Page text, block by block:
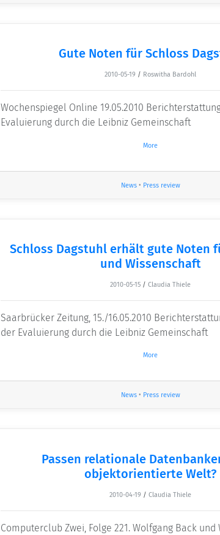
Gute Noten für Schloss
2010-05-19 / Roswitha Bardohl
Wochenspiegel Online 19.05.2010
Evaluierung durch die Leibniz Gemeinschaft
More
News• Press review
Schloss Dagstuhl erhält gute Noten
und Wissenschaft
2010-05-15 / Claudia Thiele
Saarbrücker Zeitung, 15./16.05.2010
der Evaluierung durch die Leibniz Gemeinschaft
More
News• Press review
Passen relationale
objektorientierte Welt?
2010-04-19 / Claudia Thiele
Computerclub Zwei, Folge 221. Wolfgang Back